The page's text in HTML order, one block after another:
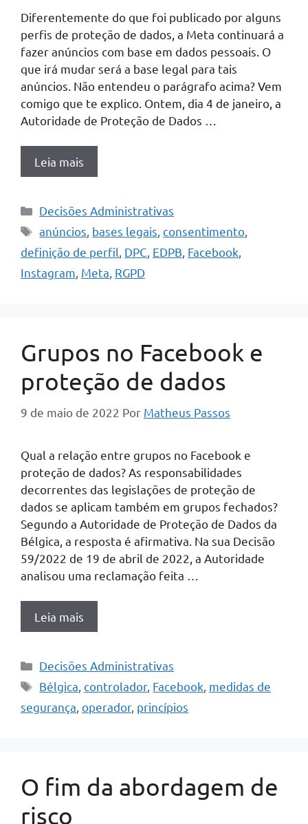
Diferentemente do que foi publicado por alguns
perfis de proteção de dados, a Meta continuará a
fazer anúncios com base em dados pessoais. O
que irá mudar será a base legal para tais
anúncios. Não entendeu o parágrafo acima? Vem
comigo que te explico. Ontem, dia 4 de janeiro, a
Autoridade de Proteção de Dados …
Leia mais
Categorias
Decisões Administrativas
Tags
anúncios bases legais ,consentimento
definição de perfil DPC EDPB Facebook
Instagram Meta RGPD
Grupos no Facebook e
proteção de dados
9 de maio de 2022 Por Matheus Passos
Qual a relação entre grupos no Facebook e
proteção de dados? As responsabilidades
decorrentes das legislações de proteção de
dados se aplicam também em grupos fechados?
Segundo a Autoridade de Proteção de Dados da
Bélgica, a resposta é afirmativa. Na sua Decisão
59/2022 de 19 de abril de 2022, a Autoridade
analisou uma reclamação feita …
Leia mais
Categorias
Decisões Administrativas
Tags
Bélgica ,controlador, Facebook medidas de
segurança operador, princípios
O fim da abordagem de
risco